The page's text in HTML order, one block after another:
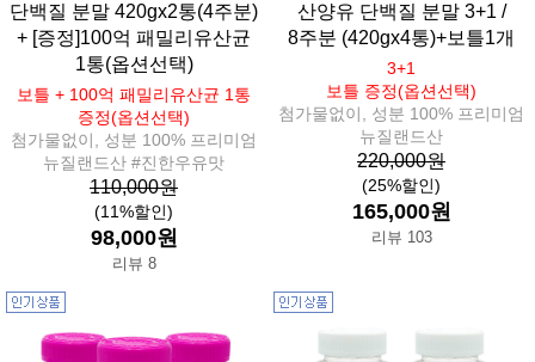
단백질 분말 420gx2통(4주분)
+ [증정]100억 패밀리유산균
1통(옵션선택)
보틀 + 100억 패밀리유산균 1통
증정(옵션선택)
첨가물없이, 성분 100% 프리미엄
뉴질랜드산 #진한우유맛
110,000원
(11%할인)
98,000원
리뷰 8
산양유 단백질 분말 3+1 /
8주분 (420gx4통)+보틀1개
3+1
보틀 증정(옵션선택)
첨가물없이, 성분 100% 프리미엄
뉴질랜드산
220,000원
(25%할인)
165,000원
리뷰 103